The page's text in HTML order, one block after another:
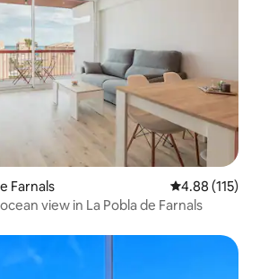
Farnals 4.88 out of 5
4.88 (115)
view in La Pobla de Farnals